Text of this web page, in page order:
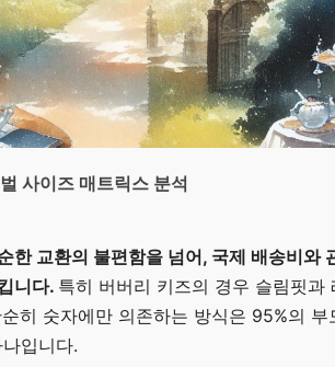
사이즈 매트릭스 분석
한 교환의 불편함을 넘어, 국제 배송비와
니다. 특히 버버리 키즈의 경우 슬림핏과
히 숫자에만 의존하는 방식은 95%의 부
입니다.